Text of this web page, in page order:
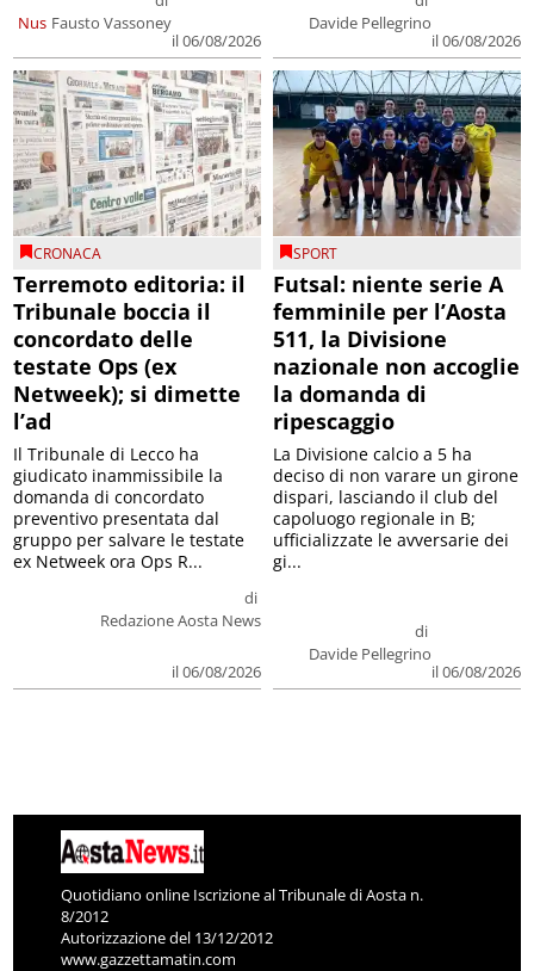
Nus Fausto Vassoney
il 06/08/2026
Davide Pellegrino
il 06/08/2026
CRONACA
Terremoto editoria: il
Tribunale boccia il
concordato delle
testate Ops (ex
Netweek); si dimette
l’ad
di
Redazione Aosta News
il 06/08/2026
Il Tribunale di Lecco ha
giudicato inammissibile la
domanda di concordato
preventivo presentata dal
gruppo per salvare le testate
ex Netweek ora Ops R...
SPORT
Futsal: niente serie A
femminile per l’Aosta
511, la Divisione
nazionale non accoglie
la domanda di
ripescaggio
di
Davide Pellegrino
il 06/08/2026
La Divisione calcio a 5 ha
deciso di non varare un girone
dispari, lasciando il club del
capoluogo regionale in B;
ufficializzate le avversarie dei
gi...
Quotidiano online Iscrizione al Tribunale di Aosta n.
8/2012
Autorizzazione del 13/12/2012
www.gazzettamatin.com